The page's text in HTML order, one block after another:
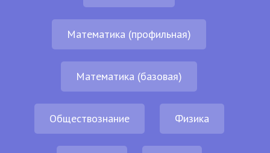
Математика (профильная)
Математика (базовая)
Обществознание Физика